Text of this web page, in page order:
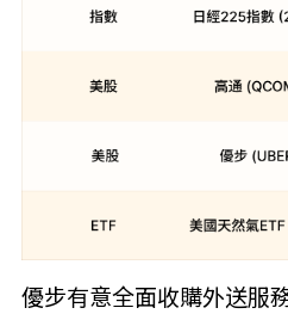
優步有意全面收購外送服